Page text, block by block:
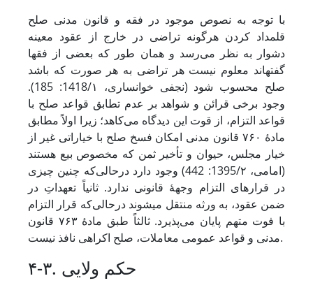
با توجه به نصوص موجود در فقه و قانون مدنی صلح
قلمداد کردن هرگونه تراضی در خارج از عقود معینه
دشوار به نظر می‌رسد و همان طور که بعضی از فقها
گفته‏اند معلوم نیست هر تراضی به هر صورت که باشد
صلح محسوب شود (نجفی خوانساری، 1418/۱: 185).
وجود برخی قرائن و شواهد بر عدم تطابق قواعد صلح با
قواعد التزام، از قوت این دیدگاه می‌کاهد؛ زیرا اولاً مطابق
مادۀ ۷۶۰ قانون مدنی امکان فسخ صلح با خیاراتی غیر از
خیار مجلس، حیوان و تأخیر ثمن که مخصوص بیع هستند
(امامی، 1395/۲: 442) وجود دارد درحالی‌که چنین چیزی
در قرارهای التزام وجهۀ قانونی ندارد. ثانیاً تعهداتِ در
ضمن عقود، به ورثه منتقل می‏شوند درحالی‌که قرار التزام
با فوت متهم پایان می‌پذیرد. ثالثاً طبق مادۀ ۷۶۳ قانون
مدنی و قواعد عمومی معاملات، صلح اکراهی نافذ نیست.
۴-۳. حکم ولایی